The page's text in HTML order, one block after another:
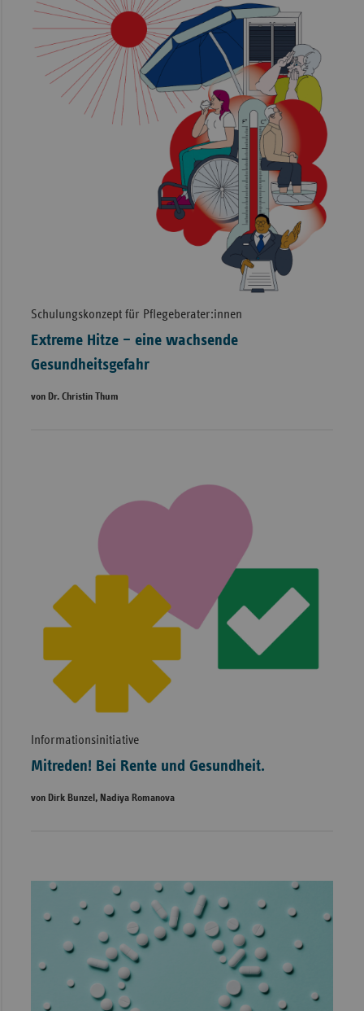
Schulungskonzept für Pflegeberater:innen
Extreme Hitze – eine wachsende
Gesundheitsgefahr
von Dr. Christin Thum
Informationsinitiative
Mitreden! Bei Rente und Gesundheit.
von Dirk Bunzel, Nadiya Romanova